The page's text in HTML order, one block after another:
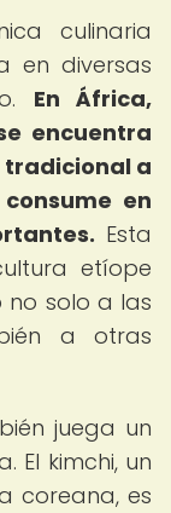
culinaria
en diversas
En África,
encuentra
a
en
Esta
etíope
no solo a las
a otras
juega un
El kimchi, un
coreana, es